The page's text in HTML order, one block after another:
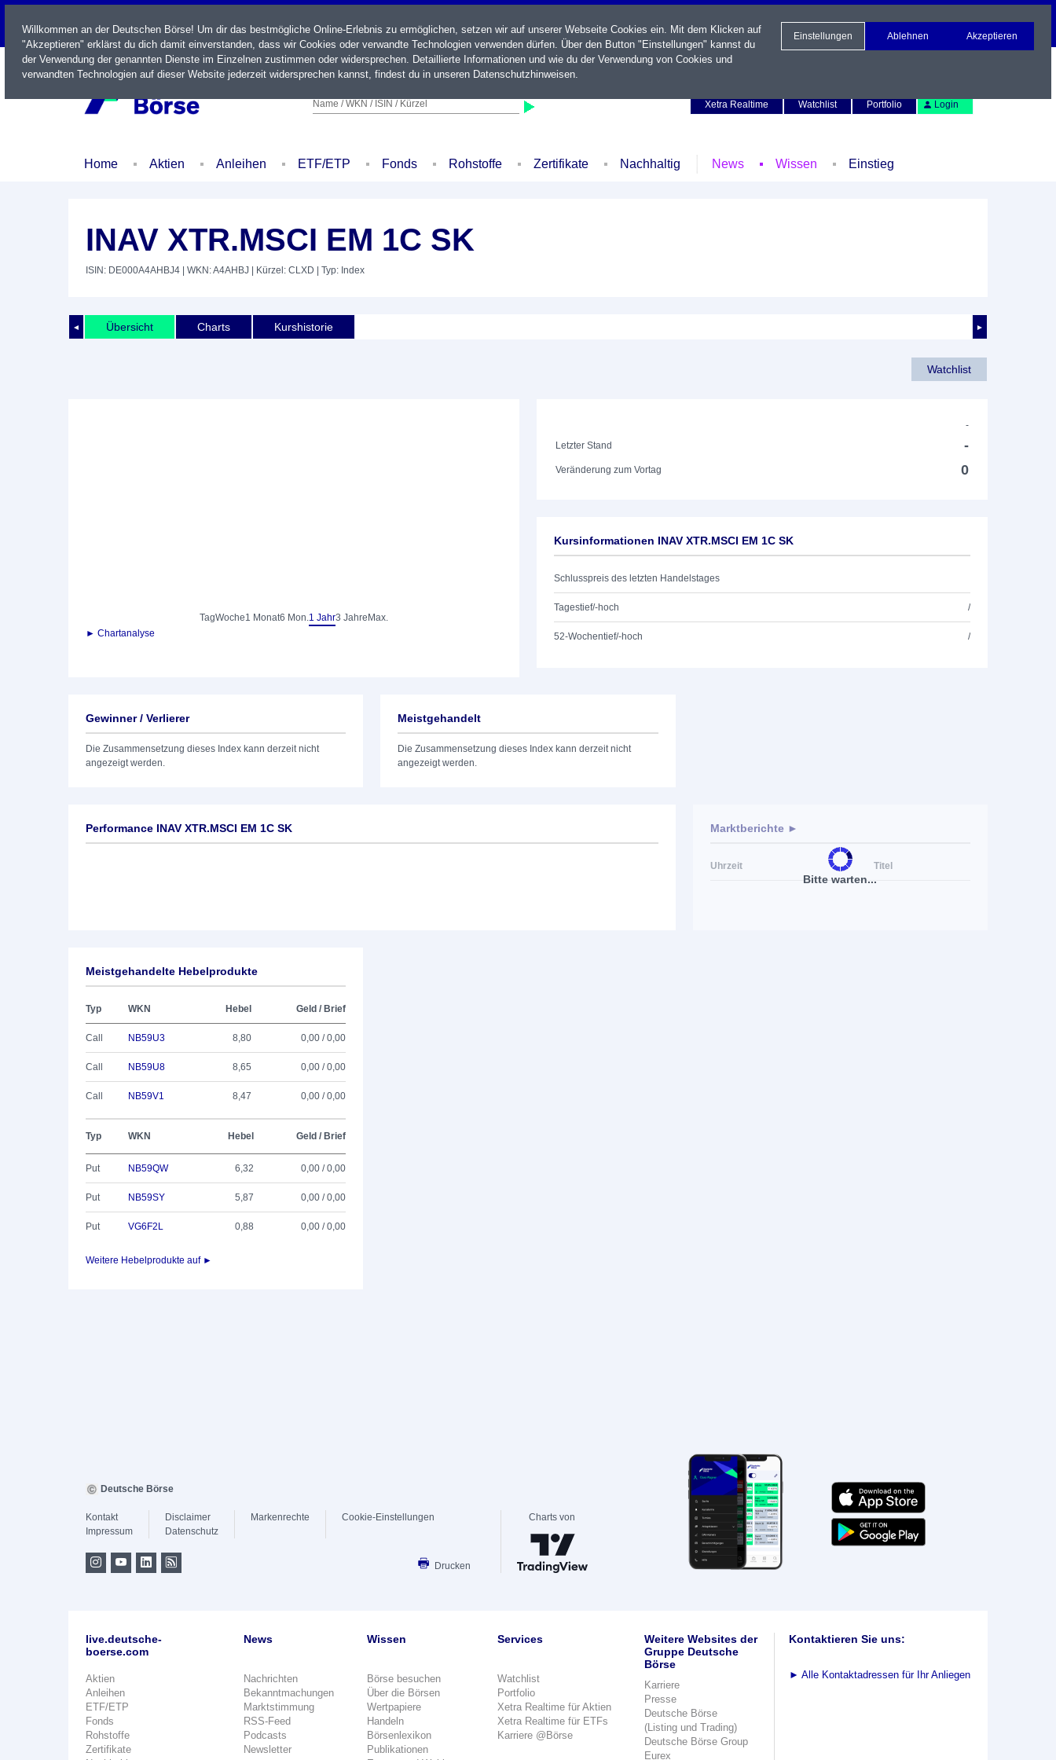
LIVE
Name / WKN / ISIN / Kürzel
Xetra Realtime
Watchlist Portfolio Login
Home Aktien Anleihen ETF/ETP Fonds Rohstoffe Zertifikate Nachhaltig News Wissen Einstieg
INAV XTR.MSCI EM 1C SK
ISIN: DE000A4AHBJ4 | WKN: A4AHBJ | Kürzel: CLXD | Typ: Index
◄ ►
Übersicht Charts Kurshistorie
Watchlist
TagWoche1 Monat6 Mon.1 Jahr3 Jahre Max.
► Chartanalyse
-
Letzter Stand
-
Veränderung zum Vortag 0
Kursinformationen INAV XTR.MSCI EM 1C SK
Schlusspreis des letzten Handelstages
Tagestief/-hoch /
52-Wochentief/-hoch /
Gewinner / Verlierer
Die Zusammensetzung dieses Index kann derzeit nicht
angezeigt werden.
Meistgehandelt
Die Zusammensetzung dieses Index kann derzeit nicht
angezeigt werden.
Performance INAV XTR.MSCI EM 1C SK
Bitte warten...
Marktberichte ►
Uhrzeit Titel
Meistgehandelte Hebelprodukte
Typ WKN Hebel Geld / Brief
Call NB59U3 8,80 0,00 / 0,00
Call NB59U8 8,65 0,00 / 0,00
Call NB59V1 8,47 0,00 / 0,00
Typ WKN Hebel Geld / Brief
Put NB59QW 6,32 0,00 / 0,00
Put NB59SY 5,87 0,00 / 0,00
Put VG6F2L 0,88 0,00 / 0,00
Weitere Hebelprodukte auf ►
Willkommen an der Deutschen Börse! Um dir das bestmögliche Online-Erlebnis zu ermöglichen, setzen wir auf unserer Webseite Cookies ein. Mit dem Klicken auf
"Akzeptieren" erklärst du dich damit einverstanden, dass wir Cookies oder verwandte Technologien verwenden dürfen. Über den Button "Einstellungen" kannst du
der Verwendung der genannten Dienste im Einzelnen zustimmen oder widersprechen. Detaillierte Informationen und wie du der Verwendung von Cookies und
verwandten Technologien auf dieser Website jederzeit widersprechen kannst, findest du in unseren Datenschutzhinweisen.
Einstellungen Ablehnen Akzeptieren
Deutsche Börse
Kontakt
Impressum
Disclaimer
Datenschutz
Markenrechte Cookie-Einstellungen
Drucken
Charts von
live.deutsche-
boerse.com
Aktien
Anleihen
ETF/ETP
Fonds
Rohstoffe
Zertifikate
News
Nachrichten
Bekanntmachungen
Marktstimmung
RSS-Feed
Podcasts
Newsletter
Wissen
Börse besuchen
Über die Börsen
Wertpapiere
Handeln
Börsenlexikon
Publikationen
Services
Watchlist
Portfolio
Xetra Realtime für Aktien
Xetra Realtime für ETFs
Karriere @Börse
Weitere Websites der
Gruppe Deutsche
Börse
Karriere
Presse
Deutsche Börse
(Listing und Trading)
Deutsche Börse Group
Eurex
Kontaktieren Sie uns:
► Alle Kontaktadressen für Ihr Anliegen